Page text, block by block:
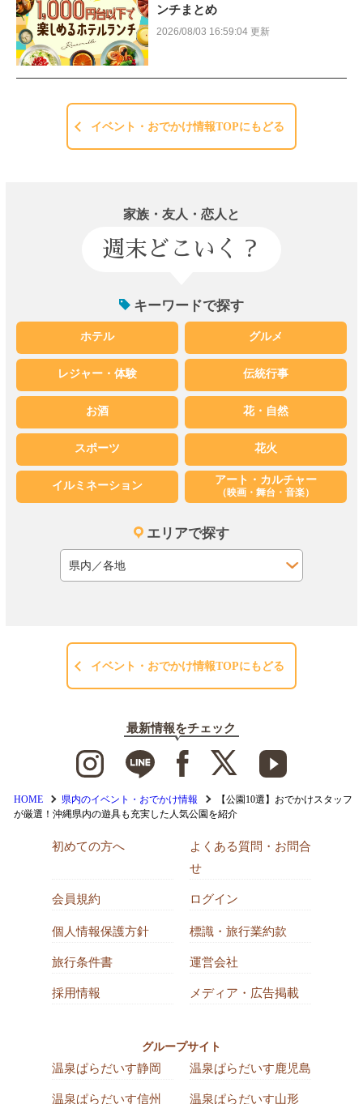
ンチまとめ
2026/08/03 16:59:04 更新
イベント・おでかけ情報TOPにもどる
家族・友人・恋人と
週末どこいく？
キーワードで探す
ホテル グルメ
レジャー・体験 伝統行事
お酒 花・自然
スポーツ 花火
イルミネーション アート・カルチャー
（映画・舞台・音楽）
エリアで探す
イベント・おでかけ情報TOPにもどる
最新情報をチェック
HOME 県内のイベント・おでかけ情報
【公園10選】おでかけスタッフ
が厳選！沖縄県内の遊具も充実した人気公園を紹介
初めての方へ
よくある質問・お問合
せ
会員規約 ログイン
個人情報保護方針 標識・旅行業約款
旅行条件書 運営会社
採用情報 メディア・広告掲載
グループサイト
温泉ぱらだいす静岡 温泉ぱらだいす鹿児島
温泉ぱらだいす信州 温泉ぱらだいす山形